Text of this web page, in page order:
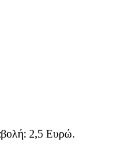
2,5 Ευρώ.